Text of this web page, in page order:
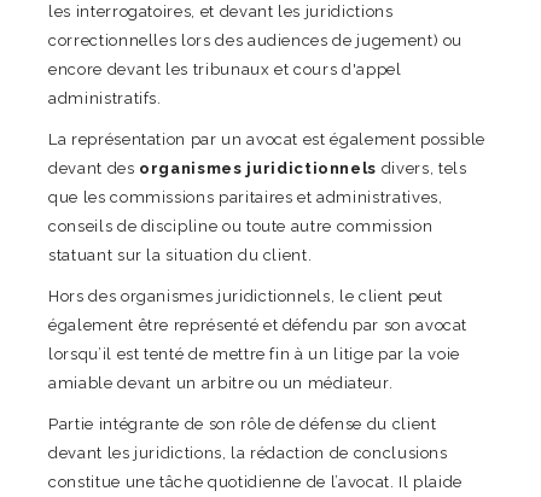
les interrogatoires, et devant les juridictions
correctionnelles lors des audiences de jugement) ou
encore devant les tribunaux et cours d'appel
administratifs.
La représentation par un avocat est également possible
devant des organismes juridictionnels divers, tels
que les commissions paritaires et administratives,
conseils de discipline ou toute autre commission
statuant sur la situation du client.
Hors des organismes juridictionnels, le client peut
également être représenté et défendu par son avocat
lorsqu’il est tenté de mettre fin à un litige par la voie
amiable devant un arbitre ou un médiateur.
Partie intégrante de son rôle de défense du client
devant les juridictions, la rédaction de conclusions
constitue une tâche quotidienne de l’avocat. Il plaide